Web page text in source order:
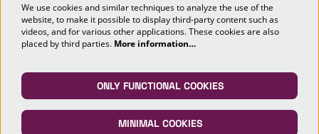
SIGN UP
This site is protected by reCAPTCHA, data processing occurs in accordance with the of Google.
We use cookies and similar techniques to analyze the use of the
website, to make it possible to display third-party content such as
videos, and for various other applications. These cookies are also
placed by third parties. More information…
ONLY FUNCTIONAL COOKIES
MINIMAL COOKIES